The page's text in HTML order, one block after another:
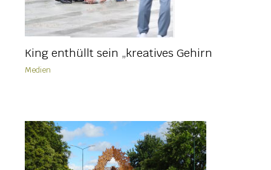
King enthüllt sein „kreatives Gehirn
Medien